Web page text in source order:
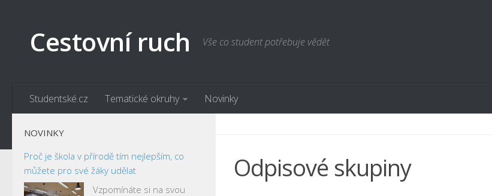
Cestovní ruch Vše co student potřebuje vědět
Studentské.cz Tematické okruhy Novinky
Odpisové skupiny
NOVINKY
Proč je škola v přírodě tím nejlepším, co
můžete pro své žáky udělat
Vzpomínáte si na svou